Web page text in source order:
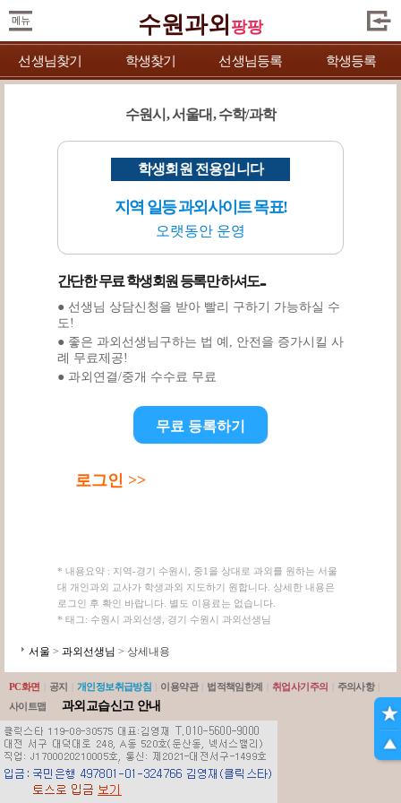
수원과외 팡팡
선생님찾기 학생찾기 선생님등록 학생등록
수원시, 서울대, 수학/과학
학생회원 전용입니다
지역 일등 과외사이트 목표!
오랫동안 운영
간단한 무료 학생회원 등록만 하셔도...
● 선생님 상담신청을 받아 빨리 구하기 가능하실 수
도!
● 좋은 과외선생님구하는 법 예, 안전을 증가시킬 사
례 무료제공!
● 과외연결/중개 수수료 무료
무료 등록하기
로그인 >>
* 내용요약 : 지역-경기 수원시, 중1을 상대로 과외를 원하는 서울
대 개인과외 교사가 학생과외 지도하기 원합니다. 상세한 내용은
로그인 후 확인 바랍니다. 별도 이용료는 없습니다.
* 태그: 수원시 과외선생, 경기 수원시 과외선생님
서울 > 과외선생님 > 상세내용
PC화면 공지 개인정보취급방침 이용약관 법적책임한계 취업사기주의 주의사항
사이트맵
과외교습신고 안내